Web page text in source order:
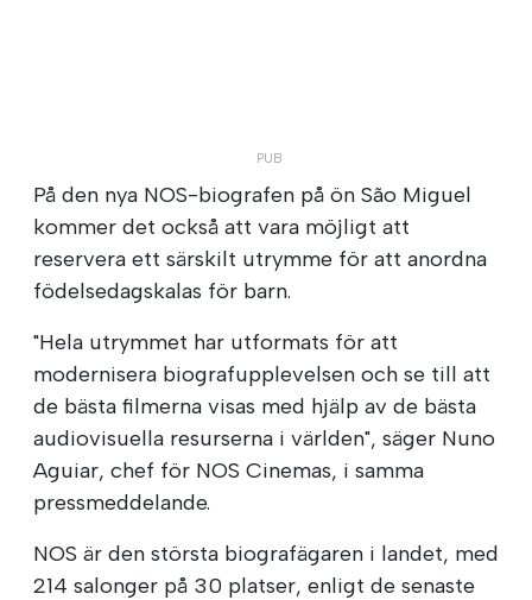
På den nya NOS-biografen på ön São Miguel
kommer det också att vara möjligt att
reservera ett särskilt utrymme för att anordna
födelsedagskalas för barn.
"Hela utrymmet har utformats för att
modernisera biografupplevelsen och se till att
de bästa filmerna visas med hjälp av de bästa
audiovisuella resurserna i världen", säger Nuno
Aguiar, chef för NOS Cinemas, i samma
pressmeddelande.
NOS är den största biografägaren i landet, med
214 salonger på 30 platser, enligt de senaste